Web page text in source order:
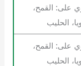
على: القمح،
الحليب
على: القمح،
الحليب